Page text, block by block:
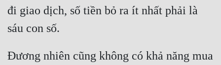
đi giao dịch, số tiền bỏ ra ít nhất phải là
sáu con số.
Đương nhiên cũng không có khả năng mua